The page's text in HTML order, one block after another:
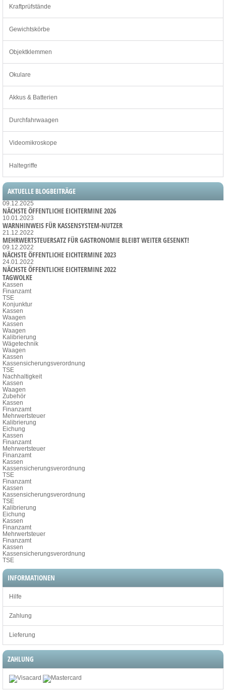
Kraftprüfstände
Gewichtskörbe
Objektklemmen
Okulare
Akkus & Batterien
Durchfahrwaagen
Videomikroskope
Haltegriffe
AKTUELLE BLOGBEITRÄGE
09.12.2025
NÄCHSTE ÖFFENTLICHE EICHTERMINE 2026
10.01.2023
WARNHINWEIS FÜR KASSENSYSTEM-NUTZER
21.12.2022
MEHRWERTSTEUERSATZ FÜR GASTRONOMIE BLEIBT WEITER GESENKT!
09.12.2022
NÄCHSTE ÖFFENTLICHE EICHTERMINE 2023
24.01.2022
NÄCHSTE ÖFFENTLICHE EICHTERMINE 2022
TAGWOLKE
Kassen
Finanzamt
TSE
Konjunktur
Kassen
Waagen
Kassen
Waagen
Kalibrierung
Wägetechnik
Waagen
Kassen
Kassensicherungsverordnung
TSE
Nachhaltigkeit
Kassen
Waagen
Zubehör
Kassen
Finanzamt
Mehrwertsteuer
Kalibrierung
Eichung
Kassen
Finanzamt
Mehrwertsteuer
Finanzamt
Kassen
Kassensicherungsverordnung
TSE
Finanzamt
Kassen
Kassensicherungsverordnung
TSE
Kalibrierung
Eichung
Kassen
Finanzamt
Mehrwertsteuer
Finanzamt
Kassen
Kassensicherungsverordnung
TSE
INFORMATIONEN
Hilfe
Zahlung
Lieferung
ZAHLUNG